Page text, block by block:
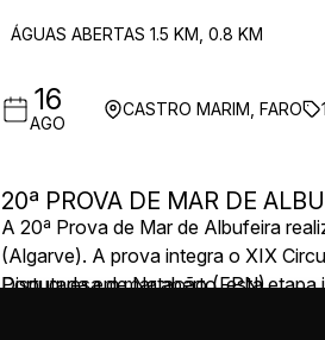
níveis.
ÁGUAS ABERTAS 1.5 KM, 0.8 KM
16
AGO
CASTRO MARIM, FARO
20ª PROVA DE MAR DE
A 20ª Prova de Mar de Albufeira
(Algarve). A prova integra o XIX
Portuguesa de Natação (FPN).
Disputada em mar aberto, esta
bem como uma prova de